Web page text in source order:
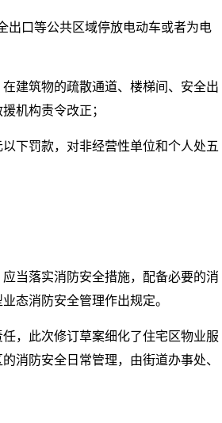
出口等公共区域停放电动车或者为电
建筑物的疏散通道、楼梯间、安全出
机构责令改正；
下罚款，对非经营性单位和个人处五
当落实消防安全措施，配备必要的消
态消防安全管理作出规定。
，此次修订草案细化了住宅区物业服
消防安全日常管理，由街道办事处、